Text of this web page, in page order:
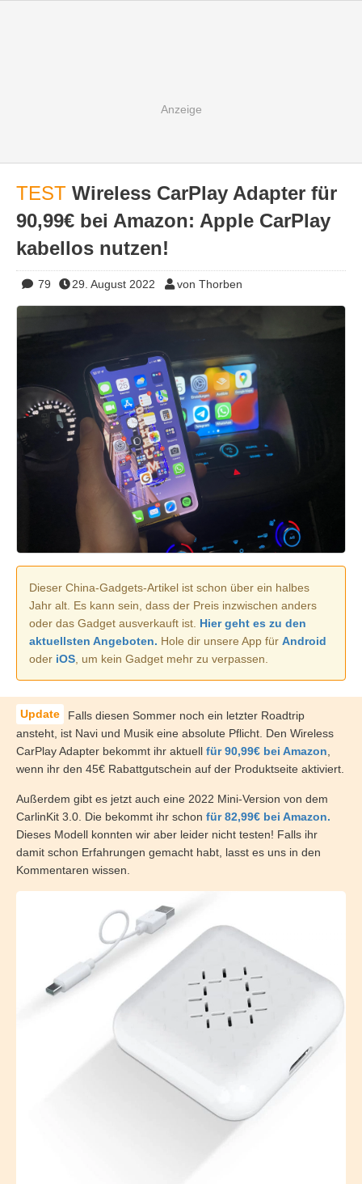
TEST Wireless CarPlay Adapter für
90,99€ bei Amazon: Apple CarPlay
kabellos nutzen!
79 29. August 2022 von Thorben
Dieser China-Gadgets-Artikel ist schon über ein halbes
Jahr alt. Es kann sein, dass der Preis inzwischen anders
oder das Gadget ausverkauft ist. Hier geht es zu den
aktuellsten Angeboten. Hole dir unsere App für Android
oder iOS , um kein Gadget mehr zu verpassen.
Falls diesen Sommer noch ein letzter Roadtrip
ansteht, ist Navi und Musik eine absolute Pflicht. Den Wireless
CarPlay Adapter bekommt ihr aktuell für 90,99€ bei Amazon
wenn ihr den 45€ Rabattgutschein auf der Produktseite aktiviert.
Außerdem gibt es jetzt auch eine 2022 Mini-Version von dem
CarlinKit 3.0. Die bekommt ihr schon für 82,99€ bei Amazon.
Dieses Modell konnten wir aber leider nicht testen! Falls ihr
damit schon Erfahrungen gemacht habt, lasst es uns in den
Kommentaren wissen.